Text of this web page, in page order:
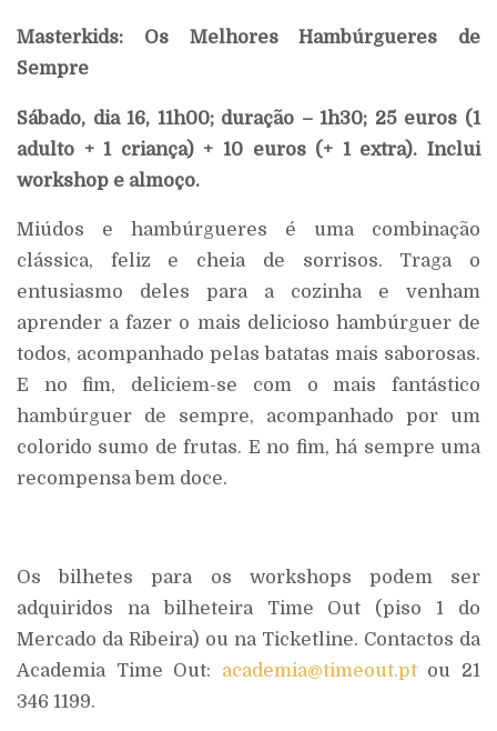
Masterkids: Os Melhores Hambúrgueres de
Sempre
Sábado, dia 16, 11h00; duração – 1h30; 25 euros (1
adulto + 1 criança) + 10 euros (+ 1 extra). Inclui
workshop e almoço.
Miúdos e hambúrgueres é uma combinação
clássica, feliz e cheia de sorrisos. Traga o
entusiasmo deles para a cozinha e venham
aprender a fazer o mais delicioso hambúrguer de
todos, acompanhado pelas batatas mais saborosas.
E no fim, deliciem-se com o mais fantástico
hambúrguer de sempre, acompanhado por um
colorido sumo de frutas. E no fim, há sempre uma
recompensa bem doce.
Os bilhetes para os workshops podem ser
adquiridos na bilheteira Time Out (piso 1 do
Mercado da Ribeira) ou na Ticketline. Contactos da
Academia Time Out: academia@timeout.ptou 21
346 1199.